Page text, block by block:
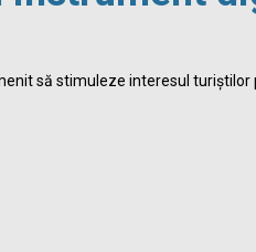
să stimuleze interesul